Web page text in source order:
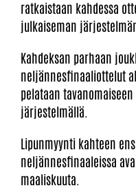
ratkaistaan kahdessa
julkaiseman
Kahdeksan parhaan
neljännesfinaaliottelut
pelataan
järjestelmällä.
Lipunmyynti kahteen
neljännesfinaaleissa
maaliskuuta.